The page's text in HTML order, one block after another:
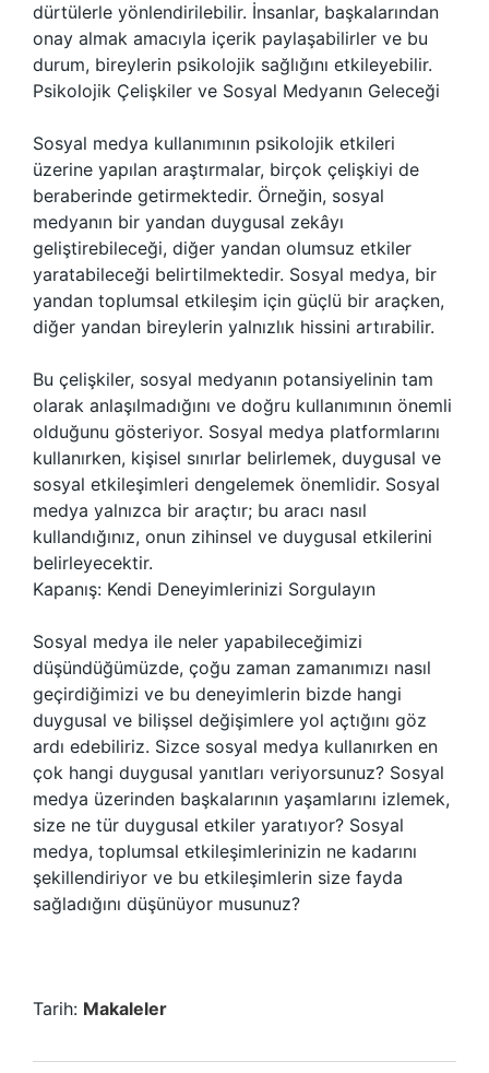
dürtülerle yönlendirilebilir. İnsanlar, başkalarından
onay almak amacıyla içerik paylaşabilirler ve bu
durum, bireylerin psikolojik sağlığını etkileyebilir.
Psikolojik Çelişkiler ve Sosyal Medyanın Geleceği
Sosyal medya kullanımının psikolojik etkileri
üzerine yapılan araştırmalar, birçok çelişkiyi de
beraberinde getirmektedir. Örneğin, sosyal
medyanın bir yandan duygusal zekâyı
geliştirebileceği, diğer yandan olumsuz etkiler
yaratabileceği belirtilmektedir. Sosyal medya, bir
yandan toplumsal etkileşim için güçlü bir araçken,
diğer yandan bireylerin yalnızlık hissini artırabilir.
Bu çelişkiler, sosyal medyanın potansiyelinin tam
olarak anlaşılmadığını ve doğru kullanımının önemli
olduğunu gösteriyor. Sosyal medya platformlarını
kullanırken, kişisel sınırlar belirlemek, duygusal ve
sosyal etkileşimleri dengelemek önemlidir. Sosyal
medya yalnızca bir araçtır; bu aracı nasıl
kullandığınız, onun zihinsel ve duygusal etkilerini
belirleyecektir.
Kapanış: Kendi Deneyimlerinizi Sorgulayın
Sosyal medya ile neler yapabileceğimizi
düşündüğümüzde, çoğu zaman zamanımızı nasıl
geçirdiğimizi ve bu deneyimlerin bizde hangi
duygusal ve bilişsel değişimlere yol açtığını göz
ardı edebiliriz. Sizce sosyal medya kullanırken en
çok hangi duygusal yanıtları veriyorsunuz? Sosyal
medya üzerinden başkalarının yaşamlarını izlemek,
size ne tür duygusal etkiler yaratıyor? Sosyal
medya, toplumsal etkileşimlerinizin ne kadarını
şekillendiriyor ve bu etkileşimlerin size fayda
sağladığını düşünüyor musunuz?
Tarih: Makaleler